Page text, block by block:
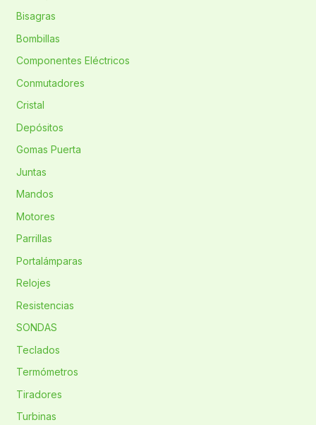
Bisagras
Bombillas
Componentes Eléctricos
Conmutadores
Cristal
Depósitos
Gomas Puerta
Juntas
Mandos
Motores
Parrillas
Portalámparas
Relojes
Resistencias
SONDAS
Teclados
Termómetros
Tiradores
Turbinas